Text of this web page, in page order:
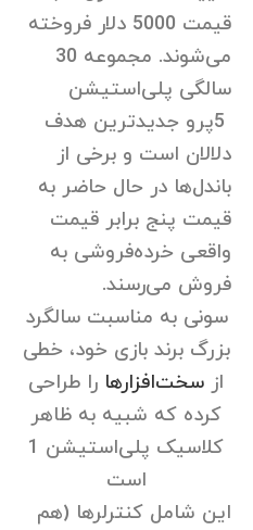
قیمت 5000 دلار فروخته
می‌شوند. مجموعه 30
سالگی پلی‌استیشن
5پرو جدیدترین هدف
دلالان است و برخی از
باندل‌ها در حال حاضر به
قیمت پنج برابر قیمت
واقعی خرده‌فروشی به
فروش می‌رسند.
سونی به مناسبت سالگرد
بزرگ برند بازی خود، خطی
از سخت‌افزارها را طراحی
کرده که شبیه به ظاهر
کلاسیک پلی‌استیشن 1
است
این شامل کنترلرها (هم